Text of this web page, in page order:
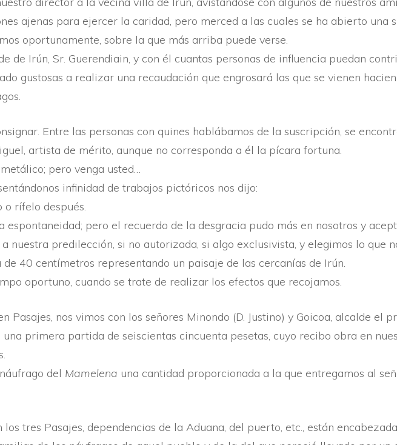
ajenas para ejercer la caridad, pero merced a las cuales se ha abierto una
oportunamente, sobre la que más arriba puede verse.
de Irún, Sr. Guerendiain, y con él cuantas personas de influencia puedan
gustosas a realizar una recaudación que engrosará las que se vienen
Entre las personas con quines hablábamos de la suscripción, se
artista de mérito, aunque no corresponda a él la pí­cara fortuna.
pero venga usted…
infinidad de trabajos pictóricos nos dijo:
o rí­felo después.
espontaneidad; pero el recuerdo de la desgracia pudo más en nosotros y
nuestra predilección, si no autorizada, si algo exclusivista, y elegimos lo que
40 centí­metros representando un paisaje de las cercaní­as de Irún.
oportuno, cuando se trate de realizar los efectos que recojamos.
Pasajes, nos vimos con los señores Minondo (D. Justino) y Goicoa, alcalde el
primera partida de seiscientas cincuenta pesetas, cuyo recibo obra en
del Mamelena una cantidad proporcionada a la que entregamos al
tres Pasajes, dependencias de la Aduana, del puerto, etc., están